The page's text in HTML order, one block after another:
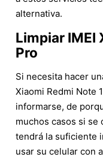
alternativa.
Limpiar IMEI
Pro
Si necesita hacer
Xiaomi Redmi Note
informarse, de
muchos casos si
tendrá la suficiente
usar su celular con